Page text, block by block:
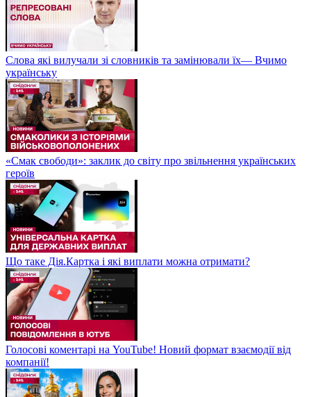
Слова які вилучали зі словників та замінювали їх— Вчимо
українську
«Смак свободи»: заклик до світу про звільнення українських
героїв
Що таке Дія.Картка і які виплати можна отримати?
Голосові коментарі на YouTube! Новий формат взаємодії від
компанії!